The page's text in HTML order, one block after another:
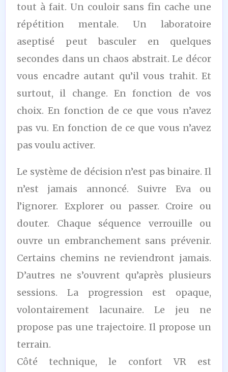
tout à fait. Un couloir sans fin cache une
répétition mentale. Un laboratoire
aseptisé peut basculer en quelques
secondes dans un chaos abstrait. Le décor
vous encadre autant qu’il vous trahit. Et
surtout, il change. En fonction de vos
choix. En fonction de ce que vous n’avez
pas vu. En fonction de ce que vous n’avez
pas voulu activer.
Le système de décision n’est pas binaire. Il
n’est jamais annoncé. Suivre Eva ou
l’ignorer. Explorer ou passer. Croire ou
douter. Chaque séquence verrouille ou
ouvre un embranchement sans prévenir.
Certains chemins ne reviendront jamais.
D’autres ne s’ouvrent qu’après plusieurs
sessions. La progression est opaque,
volontairement lacunaire. Le jeu ne
propose pas une trajectoire. Il propose un
terrain.
Côté technique, le confort VR est